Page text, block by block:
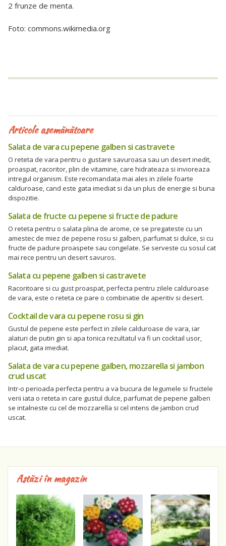
2 frunze de menta.
Foto: commons.wikimedia.org
Articole asemănătoare
Salata de vara cu pepene galben si castravete
O reteta de vara pentru o gustare savuroasa sau un desert inedit,
proaspat, racoritor, plin de vitamine, care hidrateaza si invioreaza
intregul organism. Este recomandata mai ales in zilele foarte
calduroase, cand este gata imediat si da un plus de energie si buna
dispozitie.
Salata de fructe cu pepene si fructe de padure
O reteta pentru o salata plina de arome, ce se pregateste cu un
amestec de miez de pepene rosu si galben, parfumat si dulce, si cu
fructe de padure proaspete sau congelate. Se serveste cu sosul cat
mai rece pentru un desert savuros.
Salata cu pepene galben si castravete
Racoritoare si cu gust proaspat, perfecta pentru zilele calduroase
de vara, este o reteta ce pare o combinatie de aperitiv si desert.
Cocktail de vara cu pepene rosu si gin
Gustul de pepene este perfect in zilele calduroase de vara, iar
alaturi de putin gin si apa tonica rezultatul va fi un cocktail usor,
placut, gata imediat.
Salata de vara cu pepene galben, mozzarella si jambon
crud uscat
Intr-o perioada perfecta pentru a va bucura de legumele si fructele
verii iata o reteta in care gustul dulce, parfumat de pepene galben
se intalneste cu cel de mozzarella si cel intens de jambon crud
uscat.
Astăzi în magazin